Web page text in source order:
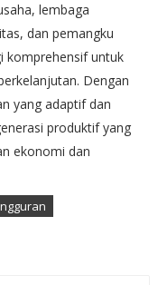
lembaga
dan pemangku
komprehensif untuk
Dengan
yang adaptif dan
produktif yang
ekonomi dan